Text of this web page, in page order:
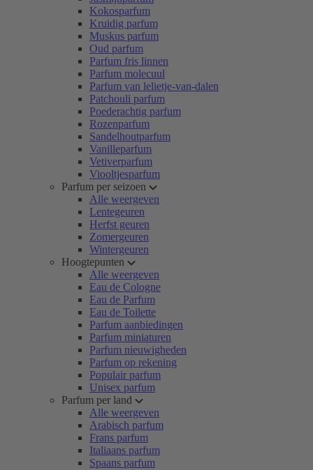
Kokosparfum
Kruidig parfum
Muskus parfum
Oud parfum
Parfum fris linnen
Parfum molecuul
Parfum van lelietje-van-dalen
Patchouli parfum
Poederachtig parfum
Rozenparfum
Sandelhoutparfum
Vanilleparfum
Vetiverparfum
Viooltjesparfum
Parfum per seizoen
Alle weergeven
Lentegeuren
Herfst geuren
Zomergeuren
Wintergeuren
Hoogtepunten
Alle weergeven
Eau de Cologne
Eau de Parfum
Eau de Toilette
Parfum aanbiedingen
Parfum miniaturen
Parfum nieuwigheden
Parfum op rekening
Populair parfum
Unisex parfum
Parfum per land
Alle weergeven
Arabisch parfum
Frans parfum
Italiaans parfum
Spaans parfum